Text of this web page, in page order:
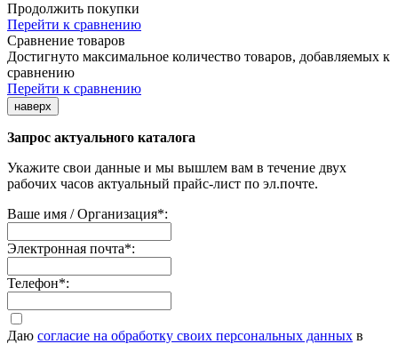
Продолжить покупки
Перейти к сравнению
Сравнение товаров
Достигнуто максимальное количество товаров, добавляемых к
сравнению
Перейти к сравнению
наверх
Запрос актуального каталога
Укажите свои данные и мы вышлем вам в течение двух
рабочих часов актуальный прайс-лист по эл.почте.
Ваше имя / Организация*:
Электронная почта*:
Телефон*:
Даю согласие на обработку своих персональных данных в